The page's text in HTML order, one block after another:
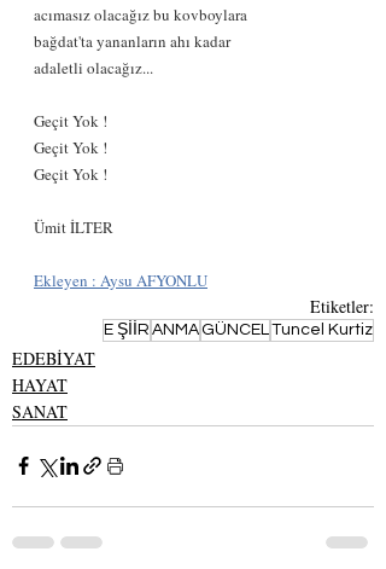
acımasız olacağız bu kovboylara
bağdat'ta yananların ahı kadar
adaletli olacağız...
Geçit Yok !
Geçit Yok !
Geçit Yok !
Ümit İLTER
Ekleyen : Aysu AFYONLU
Etiketler:
E ŞİİR ANMA GÜNCEL Tuncel Kurtiz
EDEBİYAT
HAYAT
SANAT